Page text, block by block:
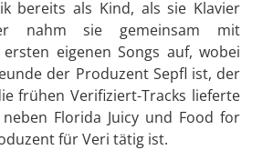
bereits als Kind, als sie Klavier
nahm sie gemeinsam mit
eigenen Songs auf, wobei
der Produzent Sepfl ist, der
frühen Verifiziert-Tracks lieferte
Florida Juicy und Food for
für Veri tätig ist.